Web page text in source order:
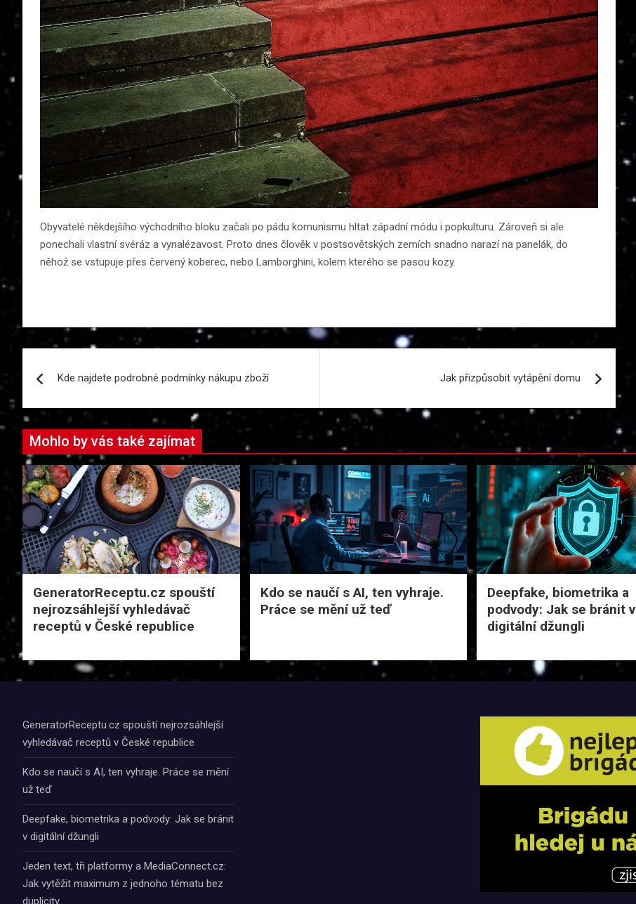
Obyvatelé někdejšího východního bloku začali po pádu komunismu hltat západní módu i popkulturu. Zároveň si ale
ponechali vlastní svéráz a vynalézavost. Proto dnes člověk v postsovětských zemích snadno narazí na panelák, do
něhož se vstupuje přes červený koberec, nebo Lamborghini, kolem kterého se pasou kozy.
pro
příspěvek
Kde najdete podrobné podmínky nákupu zboží Jak přizpůsobit vytápění domu
Mohlo by vás také zajímat
GeneratorReceptu.cz spouští
nejrozsáhlejší vyhledávač
receptů v České republice
Kdo se naučí s AI, ten vyhraje.
Práce se mění už teď
Deepfake, biometrika a
podvody: Jak se bránit v
digitální džungli
GeneratorReceptu.cz spouští nejrozsáhlejší
vyhledávač receptů v České republice
Kdo se naučí s AI, ten vyhraje. Práce se mění
už teď
Deepfake, biometrika a podvody: Jak se bránit
v digitální džungli
Jeden text, tři platformy a MediaConnect.cz:
Jak vytěžit maximum z jednoho tématu bez
duplicity